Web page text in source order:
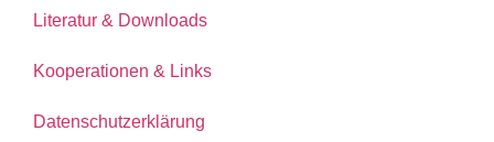
Literatur & Downloads
Kooperationen & Links
Datenschutzerklärung